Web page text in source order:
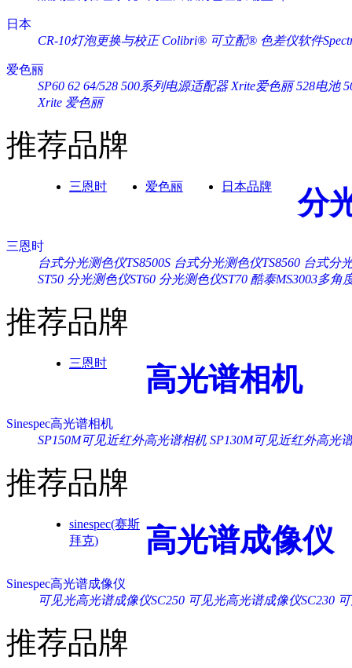
日本
CR-10灯泡更换与校正 Colibri® 可立配® 色差仪软件
爱色丽
SP60 62 64/528 500系列电源适配器 Xrite爱色丽 528电池
Xrite 爱色丽
推荐品牌
三恩时 爱色丽 日本品牌 分
三恩时
台式分光测色仪TS8500S 台式分光测色仪TS8560 台式分
ST50 分光测色仪ST60 分光测色仪ST70 酷泰MS3003多角
推荐品牌
三恩时 高光谱相机
Sinespec高光谱相机
SP150M可见近红外高光谱相机 SP130M可见近红外高光
推荐品牌
sinespec(赛斯
拜克)
高光谱成像仪
Sinespec高光谱成像仪
可见光高光谱成像仪SC250 可见光高光谱成像仪SC230
推荐品牌